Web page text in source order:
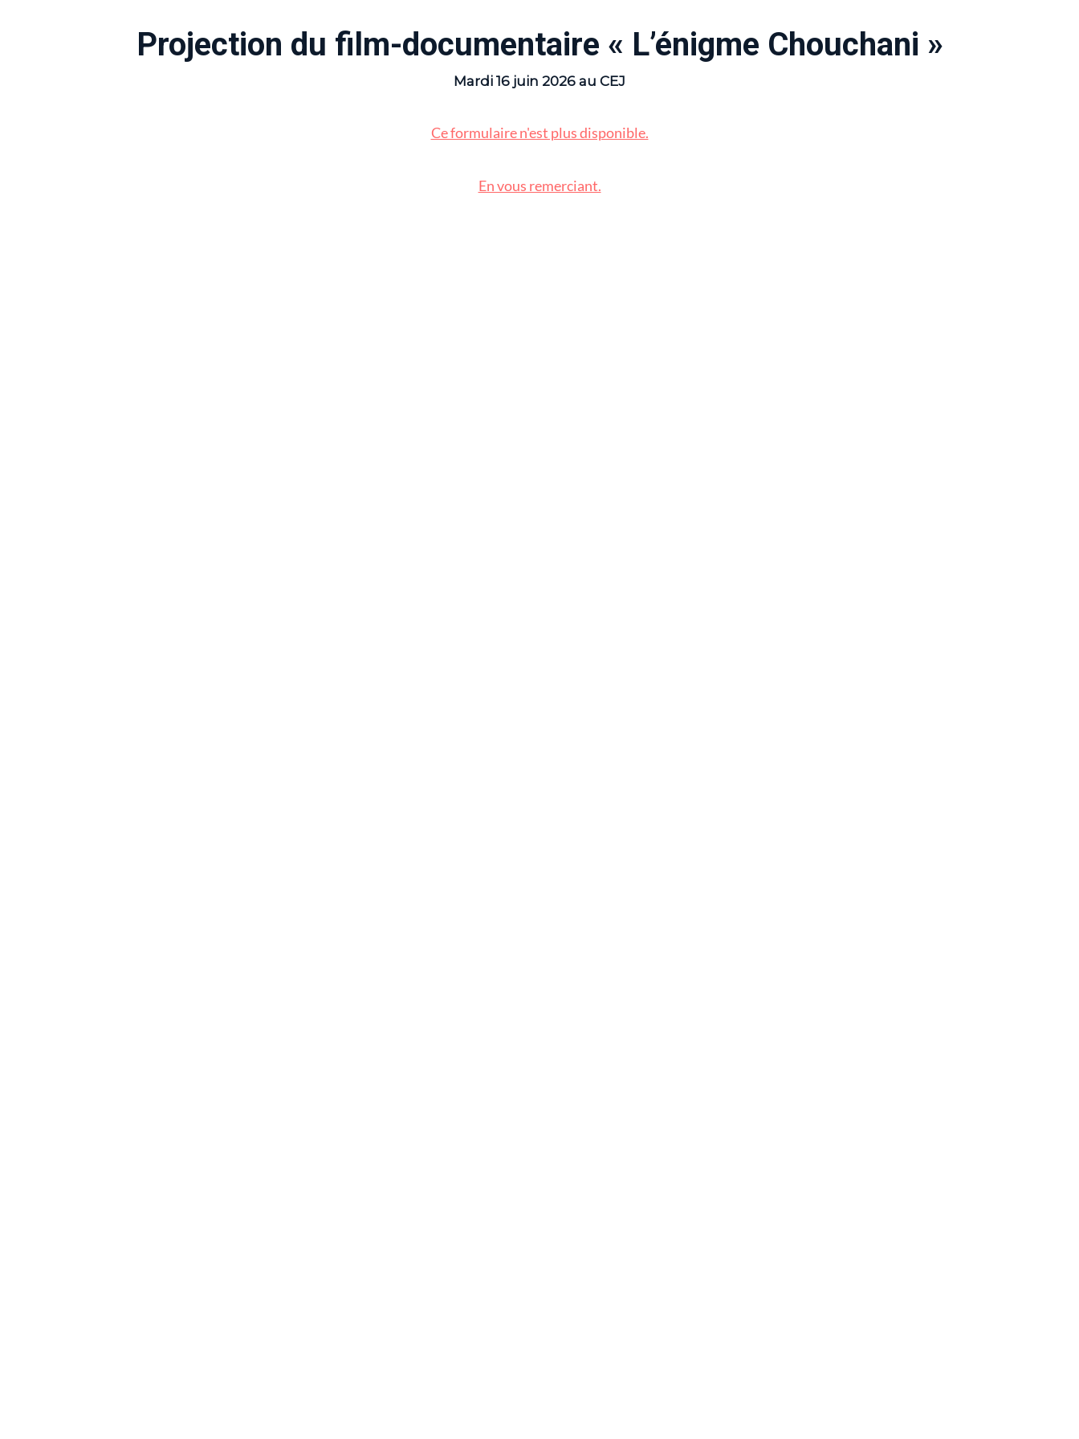
Projection du film-documentaire « L’énigme Chouchani »
Mardi 16 juin 2026 au CEJ